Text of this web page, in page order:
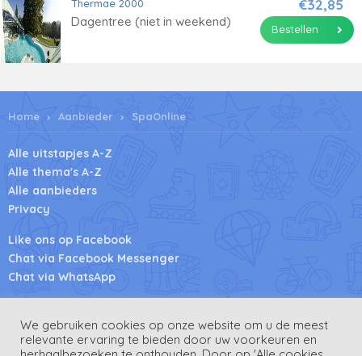
Thermae 2000
Dagentree (niet in weekend)
€32,85
Bestellen
Home Aanbieder SpaOnline
Alle uitstapjes A-Z
Alle thema's A-Z
Alle aanbieders
Privacy
Like ons op Facebook
Chat via Facebook Messenger
Chat via WhatsApp
Beoordeel ons op Trustpilot
Blog
We gebruiken cookies op onze website om u de meest
relevante ervaring te bieden door uw voorkeuren en